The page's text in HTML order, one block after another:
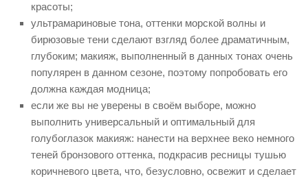
красоты;
ультрамариновые тона, оттенки морской волны и
бирюзовые тени сделают взгляд более драматичным,
глубоким; макияж, выполненный в данных тонах очень
популярен в данном сезоне, поэтому попробовать его
должна каждая модница;
если же вы не уверены в своём выборе, можно
выполнить универсальный и оптимальный для
голубоглазок макияж: нанести на верхнее веко немного
теней бронзового оттенка, подкрасив ресницы тушью
коричневого цвета, что, безусловно, освежит и сделает